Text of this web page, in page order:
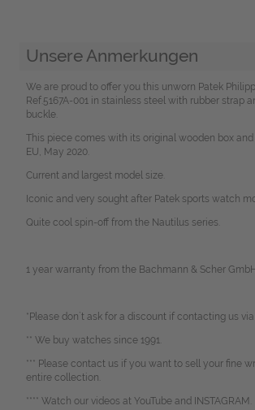
Unsere Anmerkungen
We are proud to offer you this unworn Patek
Ref.5167A-001 in stainless steel with rubber strap
buckle.
This piece comes with its original wooden box
EU, May 2020.
Current and largest model size.
Iconic and very sought after Patek sports watch
Quite cool spin-off from the Nautilus series.
1 year warranty from the Bachmann & Scher GmbH.
*Please don`t ask for a discount if contacting us via
** We buy watches since 1991.
*** Please contact us if you want to sell your fine
entire collection.
**** Watch our videos at YouTube and INSTAGRAM.